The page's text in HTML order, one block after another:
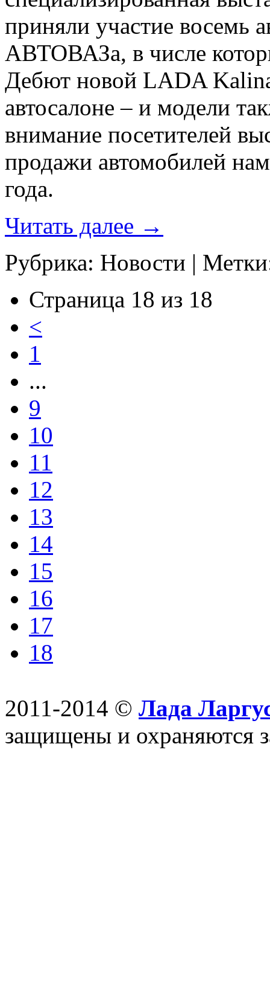
приняли участие восемь
АВТОВАЗа, в числе
Дебют новой LADA
автосалоне – и модели
внимание посетителей
продажи автомобилей
года.
Читать далее →
Рубрика: Новости |
Страница 18 из 18
<
1
...
9
10
11
12
13
14
15
16
17
18
2011-2014 © Лада
защищены и охраняются